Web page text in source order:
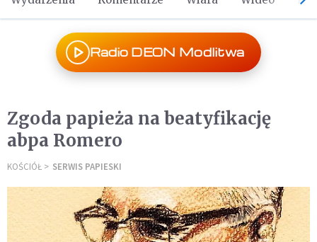
Radio DEON Modlitwa
Zgoda papieża na beatyfikację
abpa Romero
KOŚCIÓŁ SERWIS PAPIESKI